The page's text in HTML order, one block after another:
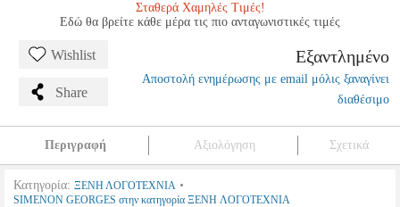
Σταθερά Χαμηλές Τιμές!
Εδώ θα βρείτε κάθε μέρα τις πιο ανταγωνιστικές τιμές
Wishlist
Share
Εξαντλημένο
Αποστολή ενημέρωσης με email μόλις ξαναγίνει
διαθέσιμο
Περιγραφή Αξιολόγηση Σχετικά
Κατηγορία: ΞΕΝΗ ΛΟΓΟΤΕΧΝΙΑ •
SIMENON GEORGES στην κατηγορία ΞΕΝΗ ΛΟΓΟΤΕΧΝΙΑ